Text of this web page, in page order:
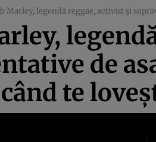
Marley, legendă reggae, activist și
de
te